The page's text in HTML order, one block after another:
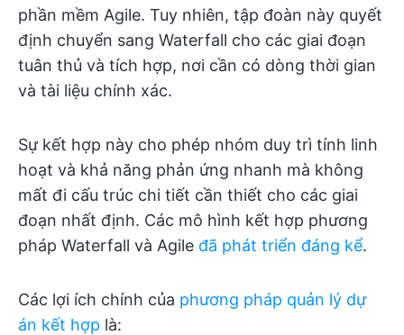
phần mềm Agile. Tuy nhiên, tập đoàn này quyết
định chuyển sang Waterfall cho các giai đoạn
tuân thủ và tích hợp, nơi cần có dòng thời gian
và tài liệu chính xác.
Sự kết hợp này cho phép nhóm duy trì tính linh
hoạt và khả năng phản ứng nhanh mà không
mất đi cấu trúc chi tiết cần thiết cho các giai
đoạn nhất định. Các mô hình kết hợp phương
pháp Waterfall và Agile đã phát triển đáng kể.
Các lợi ích chính của phương pháp quản lý dự
án kết hợp là: